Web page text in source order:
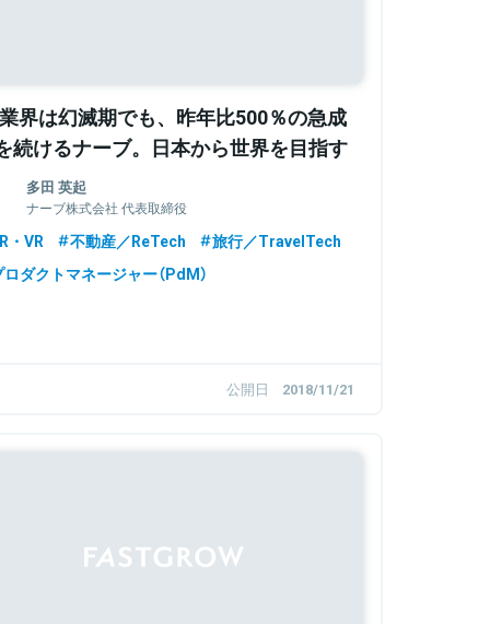
界は幻滅期でも、昨年比500％の急成
続けるナーブ。日本から世界を目指す
多田 英起
ナーブ株式会社 代表取締役
・VR 不動産／ReTech
旅行／TravelTech
ダクトマネージャー（PdM）
公開日 2018/11/21